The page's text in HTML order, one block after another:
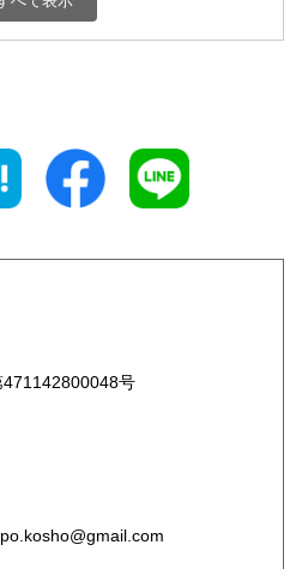
三重県
島根県
愛媛県
号